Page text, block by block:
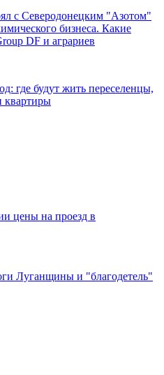
с Северодонецким "Азотом"
бизнеса. Какие
DF и аграриев
где будут жить переселенцы,
квартиры
цены на проезд в
Луганщины и "благодетель"